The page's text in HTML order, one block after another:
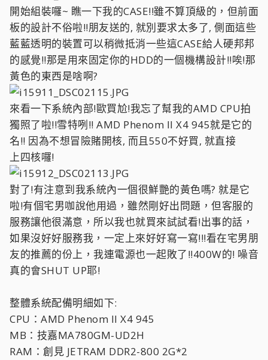
開始組裝囉~ 瞧一下我的CASE!!雖不算頂級的，但前面
板的設計不俗啦!!朋友送的, 就別要求太多了, 側面這些
藍藍透明的裝置可以稍微抵消一些這CASE給人硬邦邦
的感覺!!那是用來固定你的HDD的一個機構設計!!唉!那
黃色的東西是啥啊?
來看一下系統內部!歐買尬!我忘了幫我的AMD CPU拍
獨照了啦!!雪特咧!! AMD Phenom II X4 945就是它的
名!! 因為不想冒險賭開核, 而且550不好買, 就直接
上四核囉!
對了!有注意到我系統內一個很鮮艷的黃色嗎? 就是它
啦!有個宅男咖說他用過，雖然剛好出問題，但客服的
服務讓他很滿意，所以我也就買來試試看!出事的話，
如果沒好好服務我，一定上來好好寫一寫!!!看在宅男朋
友的推薦的份上，我連電源也一起敗了!!400W的! 噪音
真的會SHUT UP耶!
整體系統配備明細如下:
CPU：AMD Phenom II X4 945
MB：技嘉MA780GM-UD2H
RAM：創見 JETRAM DDR2-800 2G*2